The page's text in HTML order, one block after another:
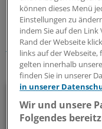
Schlagworte:
Berufspolitik
Ihr Newsletter
Politik &
Mit diesem
können dieses Menü
Einstellungen zu
indem Sie auf den
Rand der Webseite
links auf der
gelten innerhalb
finden Sie in unserer
in unserer
Wir und unsere
Folgendes